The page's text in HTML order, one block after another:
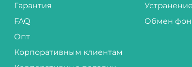
Гарантия
FAQ
Опт
Корпоративным клиентам
Обмен